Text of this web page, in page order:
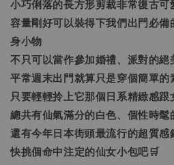
小巧俐落的長方形剪裁非常復古可
容量剛好可以裝得下我們出門必
身小物
不只可以當作參加婚禮、派對的絕
平常週末出門就算只是穿個簡單的
只要輕輕拎上它那個日系精緻感
總共有仙氣滿分的白色、個性時髦
還有今年日本街頭最流行的超質感
快挑個命中注定的仙女小包吧🛒